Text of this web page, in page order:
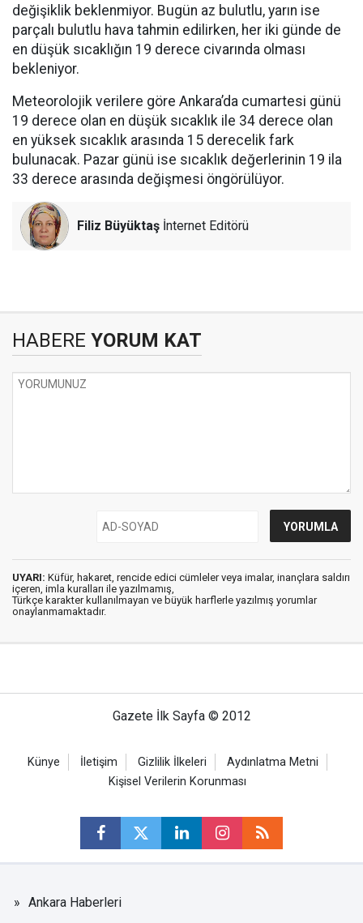
değişiklik beklenmiyor. Bugün az bulutlu, yarın ise
parçalı bulutlu hava tahmin edilirken, her iki günde de
en düşük sıcaklığın 19 derece civarında olması
bekleniyor.
Meteorolojik verilere göre Ankara’da cumartesi günü
19 derece olan en düşük sıcaklık ile 34 derece olan
en yüksek sıcaklık arasında 15 derecelik fark
bulunacak. Pazar günü ise sıcaklık değerlerinin 19 ila
33 derece arasında değişmesi öngörülüyor.
Filiz Büyüktaş İnternet Editörü
HABERE YORUM KAT
UYARI: Küfür, hakaret, rencide edici cümleler veya imalar, inançlara saldırı
içeren, imla kuralları ile yazılmamış,
Türkçe karakter kullanılmayan ve büyük harflerle yazılmış yorumlar
onaylanmamaktadır.
Gazete İlk Sayfa © 2012
Künye İletişim Gizlilik İlkeleri
Aydınlatma Metni
Kişisel Verilerin Korunması
Ankara Haberleri